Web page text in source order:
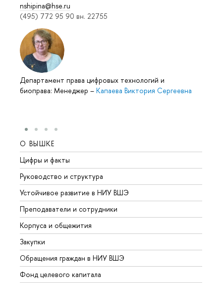
nshipina@hse.ru
(495) 772 95 90 вн. 22755
Департамент права цифровых технологий и
биоправа: Менеджер – Капаева Виктория Сергеевна
О ВЫШКЕ
Цифры и факты
Руководство и структура
Устойчивое развитие в НИУ ВШЭ
Преподаватели и сотрудники
Корпуса и общежития
Закупки
Обращения граждан в НИУ ВШЭ
Фонд целевого капитала